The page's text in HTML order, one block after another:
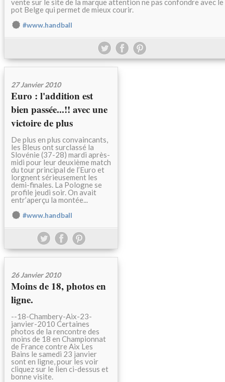
vente sur le site de la marque attention ne pas confondre avec le
pot Belge qui permet de mieux courir.
#www.handball
27 Janvier 2010
Euro : l'addition est
bien passée...!! avec une
victoire de plus
De plus en plus convaincants,
les Bleus ont surclassé la
Slovénie (37-28) mardi après-
midi pour leur deuxième match
du tour principal de l’Euro et
lorgnent sérieusement les
demi-finales. La Pologne se
profile jeudi soir. On avait
entr’aperçu la montée...
#www.handball
26 Janvier 2010
Moins de 18, photos en
ligne.
--18-Chambery-Aix-23-
janvier-2010 Certaines
photos de la rencontre des
moins de 18 en Championnat
de France contre Aix Les
Bains le samedi 23 janvier
sont en ligne, pour les voir
cliquez sur le lien ci-dessus et
bonne visite.